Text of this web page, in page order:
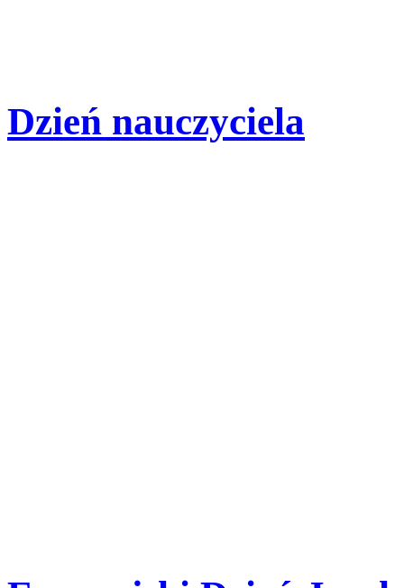
Dzień nauczyciela